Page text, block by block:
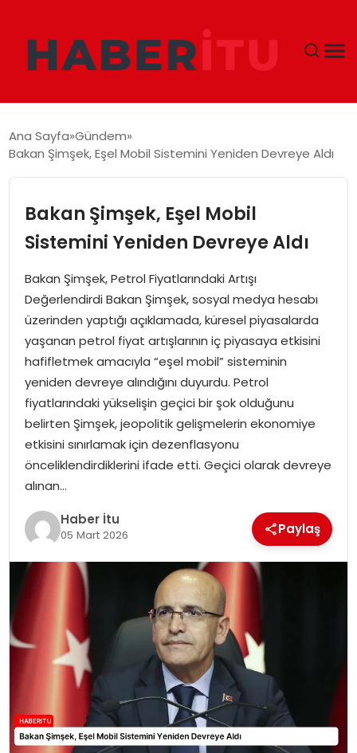
DÜNYA
EKONOMI
SIYASET
TEKNOLOJI
EĞITIM
MAGAZIN
SPOR
YAŞAM
Ana Sayfa Gündem
Bakan Şimşek, Eşel Mobil Sistemini Yeniden Devreye Aldı
Bakan Şimşek, Eşel Mobil
Sistemini Yeniden Devreye Aldı
Bakan Şimşek, Petrol Fiyatlarındaki Artışı
Değerlendirdi Bakan Şimşek, sosyal medya hesabı
üzerinden yaptığı açıklamada, küresel piyasalarda
yaşanan petrol fiyat artışlarının iç piyasaya etkisini
hafifletmek amacıyla “eşel mobil” sisteminin
yeniden devreye alındığını duyurdu. Petrol
fiyatlarındaki yükselişin geçici bir şok olduğunu
belirten Şimşek, jeopolitik gelişmelerin ekonomiye
etkisini sınırlamak için dezenflasyonu
önceliklendirdiklerini ifade etti. Geçici olarak devreye
alınan…
Haber İtu
05 Mart 2026 Paylaş